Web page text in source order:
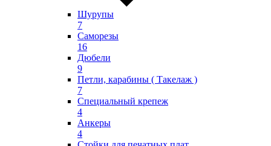
Шурупы
7
Саморезы
16
Дюбели
9
Петли, карабины ( Такелаж )
7
Специальный крепеж
4
Анкеры
4